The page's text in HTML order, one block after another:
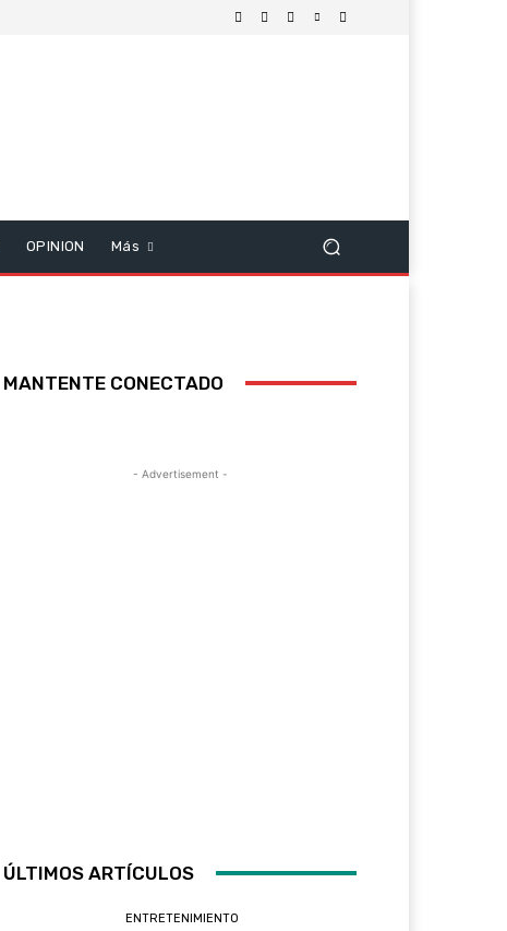
OPINION Más
MANTENTE CONECTADO
- Advertisement -
ÚLTIMOS ARTÍCULOS
ENTRETENIMIENTO